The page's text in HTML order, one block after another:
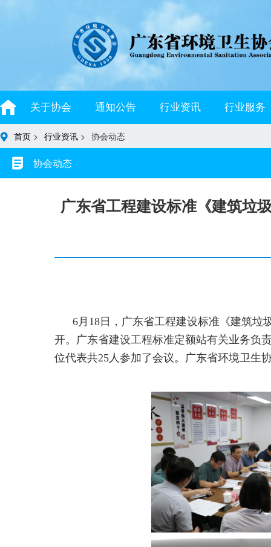
关于协会 通知公告 行业资讯 行业服务
首页 > 行业资讯 > 协会动态
协会动态
广东省工程建设标准《建筑垃
6月18日，广东省工程建设标准《建筑垃
开。广东省建设工程标准定额站有关业务负
位代表共25人参加了会议。广东省环境卫生